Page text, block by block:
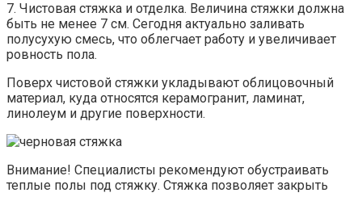
7. Чистовая стяжка и отделка. Величина стяжки должна
быть не менее 7 см. Сегодня актуально заливать
полусухую смесь, что облегчает работу и увеличивает
ровность пола.
Поверх чистовой стяжки укладывают облицовочный
материал, куда относятся керамогранит, ламинат,
линолеум и другие поверхности.
Внимание! Специалисты рекомендуют обустраивать
теплые полы под стяжку. Стяжка позволяет закрыть